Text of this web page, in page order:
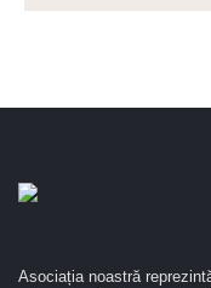
Asociația noastră